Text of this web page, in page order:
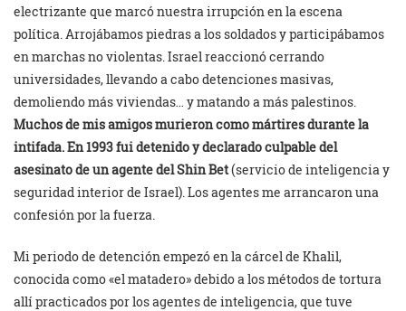
electrizante que marcó nuestra irrupción en la escena
política. Arrojábamos piedras a los soldados y participábamos
en marchas no violentas. Israel reaccionó cerrando
universidades, llevando a cabo detenciones masivas,
demoliendo más viviendas… y matando a más palestinos.
Muchos de mis amigos murieron como mártires durante la
intifada. En 1993 fui detenido y declarado culpable del
asesinato de un agente del Shin Bet(servicio de inteligencia y
seguridad interior de Israel). Los agentes me arrancaron una
confesión por la fuerza.
Mi periodo de detención empezó en la cárcel de Khalil,
conocida como «el matadero» debido a los métodos de tortura
allí practicados por los agentes de inteligencia, que tuve